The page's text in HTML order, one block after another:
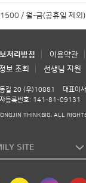
/ 월-금(공휴일 제
처리방침 이용약관
보 조회
선생님 지원
동길 20 (우)10881
대표이
등록번호: 141-81-09131
THINKBIG. ALL
SITE